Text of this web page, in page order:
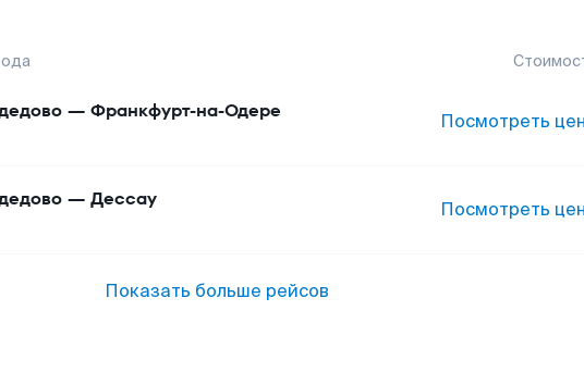
— Франкфурт-на-Одере Посмотреть
— Дессау Посмотреть
Показать больше рейсов